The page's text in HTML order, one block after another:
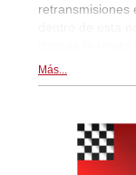
retransmisiones
Más...